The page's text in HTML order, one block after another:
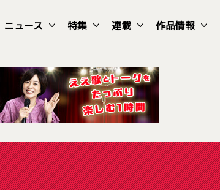
ニュース 特集 連載 作品情報